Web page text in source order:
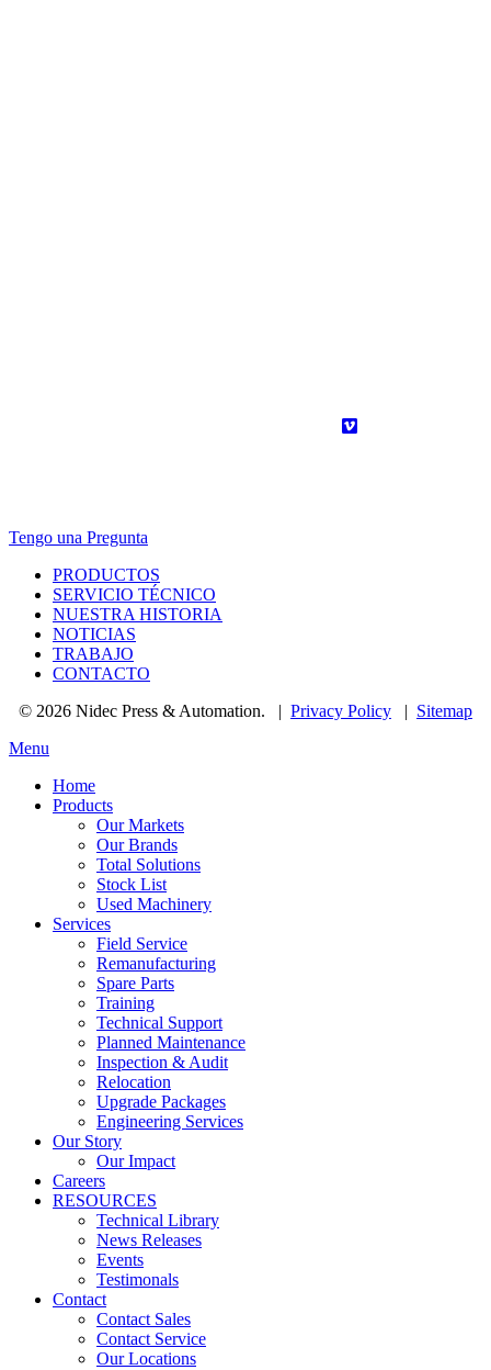
Tengo una Pregunta
PRODUCTOS
SERVICIO TÉCNICO
NUESTRA HISTORIA
NOTICIAS
TRABAJO
CONTACTO
© 2026 Nidec Press & Automation. | Privacy Policy | Sitemap
Menu
Home
Products
Our Markets
Our Brands
Total Solutions
Stock List
Used Machinery
Services
Field Service
Remanufacturing
Spare Parts
Training
Technical Support
Planned Maintenance
Inspection & Audit
Relocation
Upgrade Packages
Engineering Services
Our Story
Our Impact
Careers
RESOURCES
Technical Library
News Releases
Events
Testimonals
Contact
Contact Sales
Contact Service
Our Locations